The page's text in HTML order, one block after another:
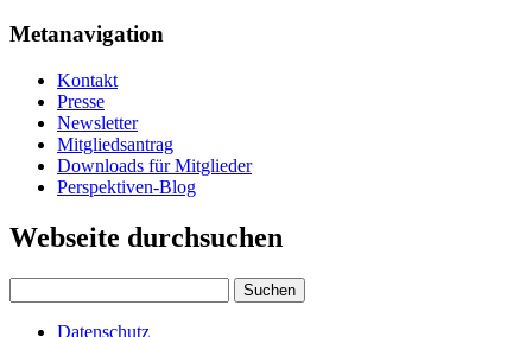
Metanavigation
Kontakt
Presse
Newsletter
Mitgliedsantrag
Downloads für Mitglieder
Perspektiven-Blog
Webseite durchsuchen
Datenschutz